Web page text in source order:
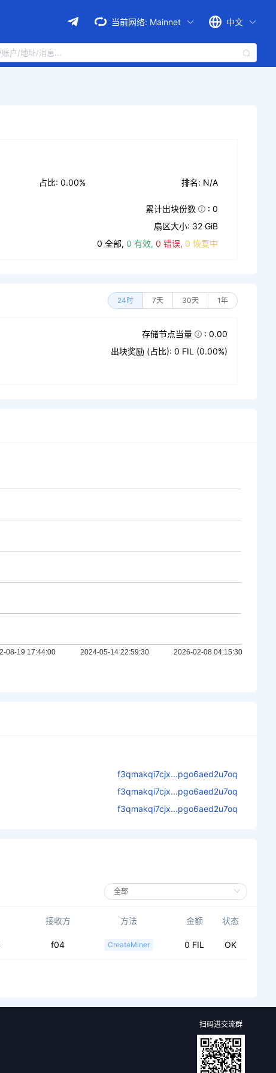
当前网络: Mainnet 中文
占比: 0.00% 排名: N/A
累计出块份数
: 0
扇区大小: 32 GiB
0 全部, 0 有效, 0 错误, 0 恢复中
24时 7天 30天 1年
存储节点当量
: 0.00
出块奖励 (占比): 0 FIL (0.00%)
f3qmakqi7cjx...pgo6aed2u7oq
f3qmakqi7cjx...pgo6aed2u7oq
f3qmakqi7cjx...pgo6aed2u7oq
接收方 方法 金额 状态
f04 CreateMiner 0 FIL OK
扫码进交流群